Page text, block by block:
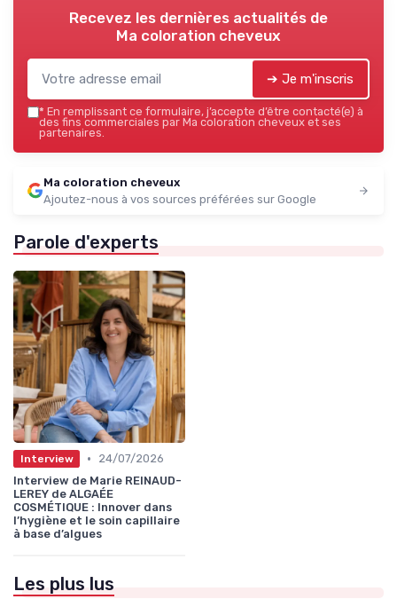
Recevez les dernières actualités de
Ma coloration cheveux
➔ Je m'inscris
* En remplissant ce formulaire, j’accepte d’être contacté(e) à
des fins commerciales par Ma coloration cheveux et ses
partenaires.
Ma coloration cheveux
Ajoutez-nous à vos sources préférées sur Google
Parole d'experts
Interview •
24/07/2026
Interview de Marie REINAUD-
LEREY de ALGAÉE
COSMÉTIQUE : Innover dans
l’hygiène et le soin capillaire
à base d’algues
Les plus lus